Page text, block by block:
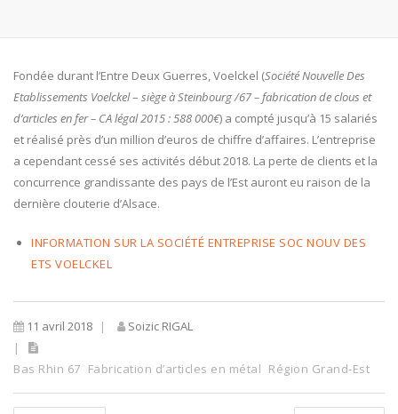
Fondée durant l’Entre Deux Guerres, Voelckel (Société Nouvelle Des
Etablissements Voelckel– siège à Steinbourg /67 – fabrication de clous et
d’articles en fer – CA légal 2015 : 588 000€) a compté jusqu’à 15 salariés
et réalisé près d’un million d’euros de chiffre d’affaires. L’entreprise
a cependant cessé ses activités début 2018. La perte de clients et la
concurrence grandissante des pays de l’Est auront eu raison de la
dernière clouterie d’Alsace.
INFORMATION SUR LA SOCIÉTÉ ENTREPRISE SOC NOUV DES
ETS VOELCKEL
11 avril 2018 Soizic RIGAL
Bas Rhin 67 Fabrication d’articles en métal Région Grand-Est